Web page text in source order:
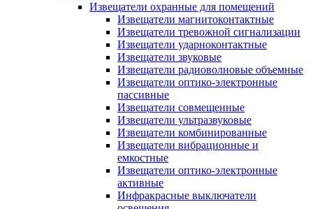
Извещатели охранные для помещений
Извещатели магнитоконтактные
Извещатели тревожной сигнализации
Извещатели ударноконтактные
Извещатели звуковые
Извещатели радиоволновые объемные
Извещатели оптико-электронные
пассивные
Извещатели совмещенные
Извещатели ультразвуковые
Извещатели комбинированные
Извещатели вибрационные и
емкостные
Извещатели оптико-электронные
активные
Инфракрасные выключатели